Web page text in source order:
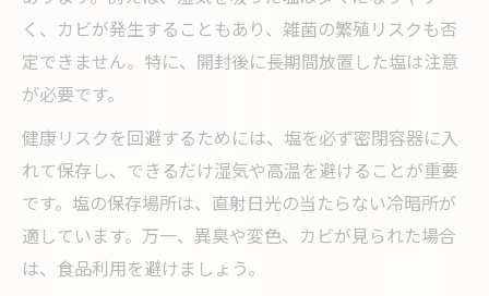
く、カビが発生することもあり、雑菌の繁殖リスクも否
定できません。特に、開封後に長期間放置した塩は注意
が必要です。
健康リスクを回避するためには、塩を必ず密閉容器に入
れて保存し、できるだけ湿気や高温を避けることが重要
です。塩の保存場所は、直射日光の当たらない冷暗所が
適しています。万一、異臭や変色、カビが見られた場合
は、食品利用を避けましょう。